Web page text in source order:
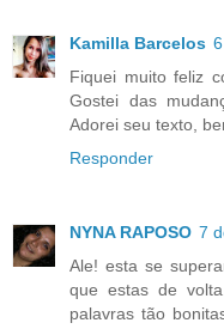
Kamilla Barcelos
Fiquei muito feliz
Gostei das
Adorei seu texto,
Responder
NYNA RAPOSO 7
Ale! esta se
que estas de
palavras tão